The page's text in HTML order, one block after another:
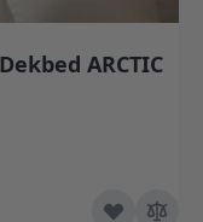
ARCTIC